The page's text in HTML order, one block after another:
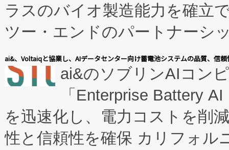
ラスのバイオ製造能力を確立
ツー・エンドのパートナーシ
表しました。 同社の実績ある
manufacturing™ (FCCM™) プ
たNeXは、バイオ医薬品製造
従来のフェッドバッチ施設の
に、患者やサプライチェーン
ai&、Voltaiqと協業し、AIデータセンター向け蓄電池システムの品質、信
ai&のソブリンAIコン
「Enterprise Battery
を迅速化し、電力コストを削
性と信頼性を確保 カリフォル